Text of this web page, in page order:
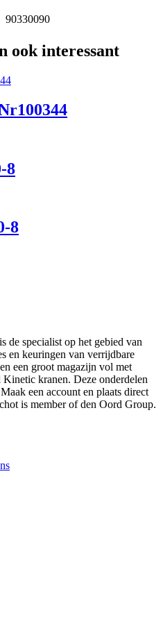
90330090
ook interessant
8
8
de specialist op het gebied van
en keuringen van verrijdbare
een groot magazijn vol met
kranen. Deze onderdelen
een account en plaats direct
is member of den Oord Group.